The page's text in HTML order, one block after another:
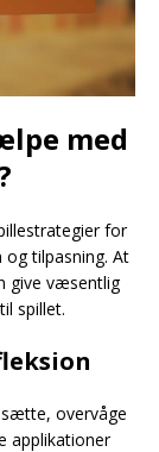
med
for
tilpasning. At
give væsentlig
til spillet.
overvåge
applikationer